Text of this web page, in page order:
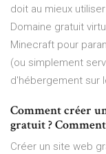
doit au mieux
Domaine gratuit
Minecraft pour
(ou simplement
d'hébergement sur
Comment créer
gratuit ? Comment
Créer un site web